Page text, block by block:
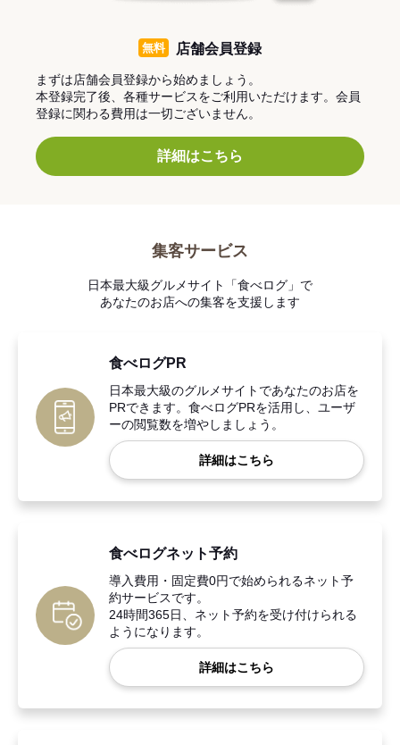
無料 店舗会員登録
まずは店舗会員登録から始めましょう。
本登録完了後、各種サービスをご利用いただけます。会員
登録に関わる費用は一切ございません。
詳細はこちら
集客サービス
日本最大級グルメサイト「食べログ」で
あなたのお店への集客を支援します
食べログPR
日本最大級のグルメサイトであなたのお店を
PRできます。食べログPRを活用し、ユーザ
ーの閲覧数を増やしましょう。
詳細はこちら
食べログネット予約
導入費用・固定費0円で始められるネット予
約サービスです。
24時間365日、ネット予約を受け付けられる
ようになります。
詳細はこちら